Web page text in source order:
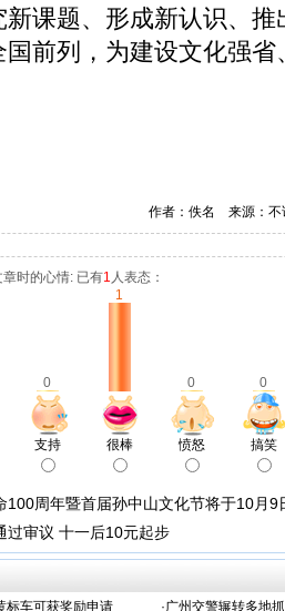
课题、形成新认识、
前列，为建设文化强
作者：佚名 来源：
时的心情: 已有1 人表态：
0
1
0 0
支持 很棒 愤怒 搞笑
100周年暨首届孙中山文化节将于10月9
过审议 十一后10元起步
标车可获奖励申请 ·广州交警辗转多地